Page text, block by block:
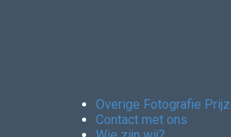
Overige Fotografie
Contact met ons